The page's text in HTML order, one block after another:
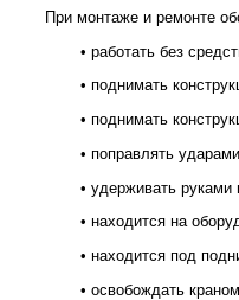
При монтаже и ремонте
• работать без
• поднимать
• поднимать
• поправлять
• удерживать
• находится на
• находится под
• освобождать